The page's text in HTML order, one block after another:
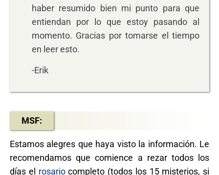
haber resumido bien mi punto para que
entiendan por lo que estoy pasando al
momento. Gracias por tomarse el tiempo
en leer esto.
-Erik
MSF:
Estamos alegres que haya visto la información. Le
recomendamos que comience a rezar todos los
días el rosariocompleto (todos los 15 misterios, si